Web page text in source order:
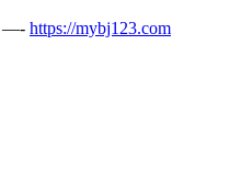
—- https://mybj123.com